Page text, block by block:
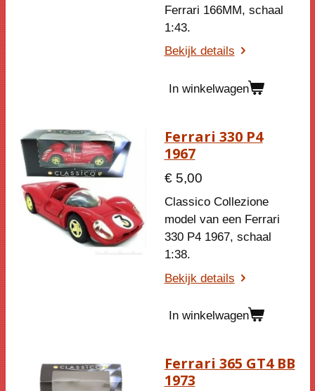
Ferrari 166MM, schaal
1:43.
Bekijk details
In winkelwagen
Ferrari 330 P4
1967
€ 5,00
Classico Collezione
model van een Ferrari
330 P4 1967, schaal
1:38.
Bekijk details
In winkelwagen
Ferrari 365 GT4 BB
1973